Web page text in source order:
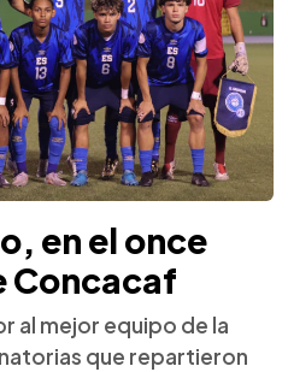
en el once
Concacaf
al mejor equipo de la
que repartieron